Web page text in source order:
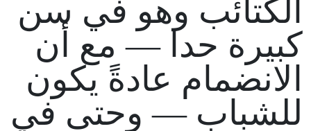
الكتائب وهو في سن
كبيرة حدا — مع أن
الانضمام عادةً يكون
للشباب — وحتى في